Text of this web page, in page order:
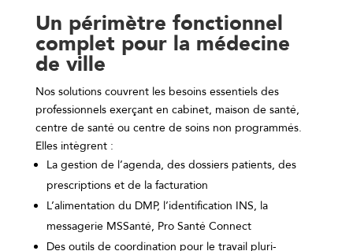
Un périmètre fonctionnel
complet pour la médecine
de ville
Nos solutions couvrent les besoins essentiels des
professionnels exerçant en cabinet, maison de santé,
centre de santé ou centre de soins non programmés.
Elles intègrent :
La gestion de l’agenda, des dossiers patients, des
prescriptions et de la facturation
L’alimentation du DMP, l’identification INS, la
messagerie MSSanté, Pro Santé Connect
Des outils de coordination pour le travail pluri-